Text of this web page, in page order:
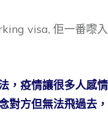
visa, 佢一番嚟
，疫情讓很多人感
方但無法飛過去，